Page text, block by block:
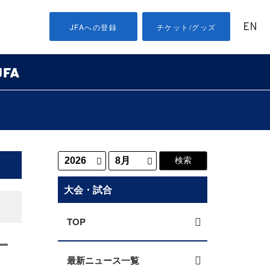
JFAへの登録 チケット/グッズ EN
大会・試合
TOP
最新ニュース一覧